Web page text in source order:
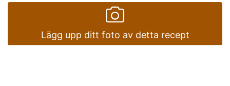
Lägg upp ditt foto av detta recept